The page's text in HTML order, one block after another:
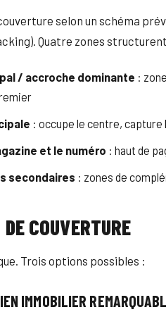
selon un schéma
Quatre zones
/ accroche dominante :
: occupe le centre, capture
et le numéro : haut de
secondaires : zones de
COUVERTURE
Trois options possibles :
IMMOBILIER